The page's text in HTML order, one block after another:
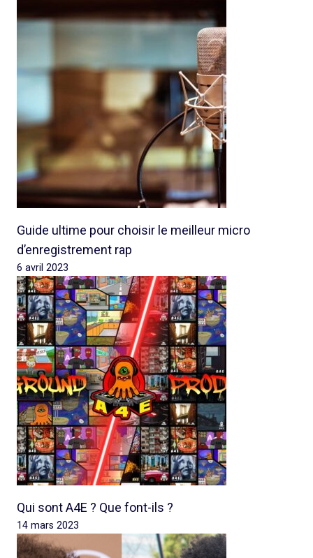
Guide ultime pour choisir le meilleur micro
d’enregistrement rap
6 avril 2023
Qui sont A4E ? Que font-ils ?
14 mars 2023